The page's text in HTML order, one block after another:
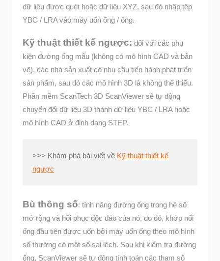
Tháng Mười Hai 2022
Tháng Mười Một 2022
Tháng Chín 2022
Tháng Tám 2022
Tháng Bảy 2022
Tháng Sáu 2022
Tháng Năm 2022
Tháng Ba 2022
Tháng Mười Hai 2021
Tháng Mười Một 2021
Tháng Mười 2021
Tháng Chín 2021
dữ liệu được quét hoặc dữ liệu XYZ, sau đó nhập tệp
YBC / LRA vào máy uốn ống / ống.
Kỹ thuật thiết kế ngược: đối với các phụ
kiện đường ống mẫu (không có mô hình CAD và bản
vẽ), các nhà sản xuất có nhu cầu tiến hành phát triển
sản phẩm, sau đó các mô hình 3D là không thể thiếu.
Phần mềm ScanTech 3D ScanViewer sẽ tự động
chuyển đổi dữ liệu 3D thành dữ liệu YBC / LRA hoặc
mô hình CAD ở định dạng STEP.
>>> Khám phá bài viết về Kỹ thuật thiết kế
ngược
Bù thông số: tính năng đường ống trong hệ số
mở rộng và hồi phục độc đáo của nó, do đó, khớp nối
ống đầu tiên được uốn bởi máy uốn ống theo mô hình
số thường có một số sai lệch. Sau khi kiểm tra đường
ống, ScanViewer sẽ tự động tính toán các tham số